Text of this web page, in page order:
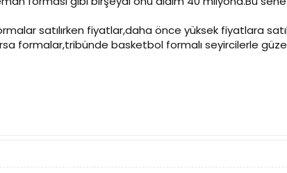
satılırken fiyatlar,daha önce yüksek fiyatlara
formalar,tribünde basketbol formalı seyircilerle